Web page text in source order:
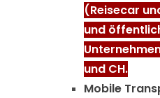
(Reisecar
und
und CH.
Mobile